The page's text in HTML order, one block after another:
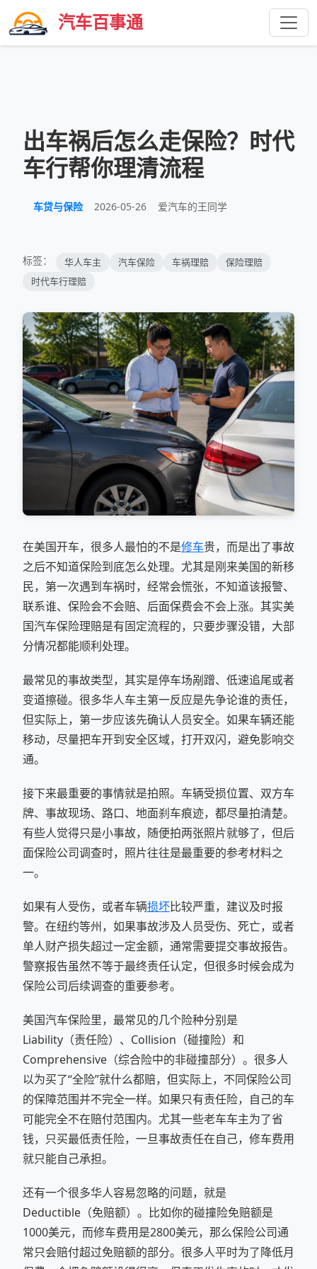
汽车百事通
出车祸后怎么走保险？时代
车行帮你理清流程
车贷与保险 2026-05-26 爱汽车的王同学
标签： 华人车主 汽车保险 车祸理赔
保险理赔
时代车行理赔
在美国开车，很多人最怕的不是修车贵，而是出了事故
之后不知道保险到底怎么处理。尤其是刚来美国的新移
民，第一次遇到车祸时，经常会慌张，不知道该报警、
联系谁、保险会不会赔、后面保费会不会上涨。其实美
国汽车保险理赔是有固定流程的，只要步骤没错，大部
分情况都能顺利处理。
最常见的事故类型，其实是停车场剐蹭、低速追尾或者
变道擦碰。很多华人车主第一反应是先争论谁的责任，
但实际上，第一步应该先确认人员安全。如果车辆还能
移动，尽量把车开到安全区域，打开双闪，避免影响交
通。
接下来最重要的事情就是拍照。车辆受损位置、双方车
牌、事故现场、路口、地面刹车痕迹，都尽量拍清楚。
有些人觉得只是小事故，随便拍两张照片就够了，但后
面保险公司调查时，照片往往是最重要的参考材料之
一。
如果有人受伤，或者车辆损坏比较严重，建议及时报
警。在纽约等州，如果事故涉及人员受伤、死亡，或者
单人财产损失超过一定金额，通常需要提交事故报告。
警察报告虽然不等于最终责任认定，但很多时候会成为
保险公司后续调查的重要参考。
美国汽车保险里，最常见的几个险种分别是
Liability（责任险）、Collision（碰撞险）和
Comprehensive（综合险中的非碰撞部分）。很多人
以为买了“全险”就什么都赔，但实际上，不同保险公司
的保障范围并不完全一样。如果只有责任险，自己的车
可能完全不在赔付范围内。尤其一些老车车主为了省
钱，只买最低责任险，一旦事故责任在自己，修车费用
就只能自己承担。
还有一个很多华人容易忽略的问题，就是
Deductible（免赔额）。比如你的碰撞险免赔额是
1000美元，而修车费用是2800美元，那么保险公司通
常只会赔付超过免赔额的部分。很多人平时为了降低月